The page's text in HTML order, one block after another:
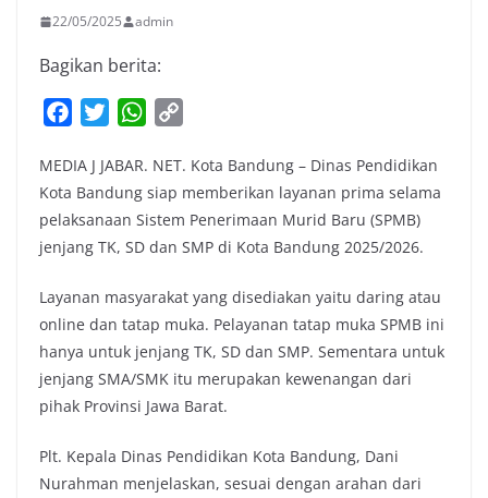
22/05/2025 admin
Bagikan berita:
c
e
b
o
k
i
t
t
e
W
a
t
s
A
p
p
y
L
i
k
MEDIA J JABAR. NET. Kota Bandung – Dinas Pendidikan
Kota Bandung siap memberikan layanan prima selama
pelaksanaan Sistem Penerimaan Murid Baru (SPMB)
jenjang TK, SD dan SMP di Kota Bandung 2025/2026.
Layanan masyarakat yang disediakan yaitu daring atau
online dan tatap muka. Pelayanan tatap muka SPMB ini
hanya untuk jenjang TK, SD dan SMP. Sementara untuk
jenjang SMA/SMK itu merupakan kewenangan dari
pihak Provinsi Jawa Barat.
Plt. Kepala Dinas Pendidikan Kota Bandung, Dani
Nurahman menjelaskan, sesuai dengan arahan dari